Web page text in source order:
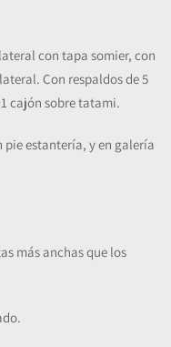
con tapa somier, con
Con respaldos de 5
cajón sobre tatami.
pie estantería, y en galería
más anchas que los